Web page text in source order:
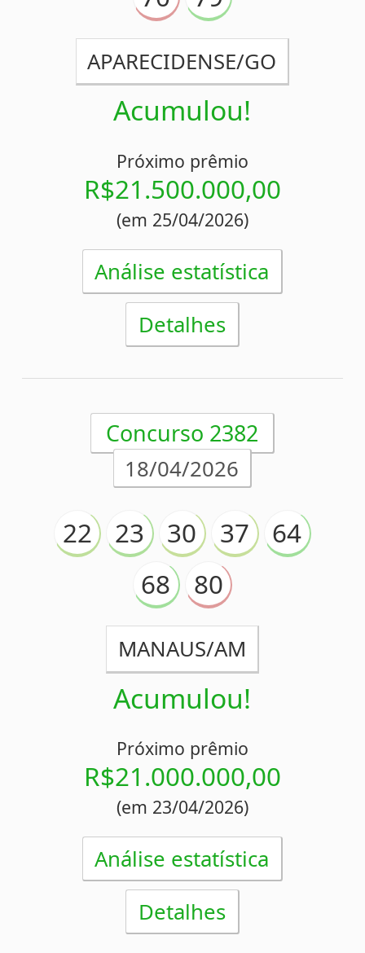
Concurso 2381
16/04/2026
14 26 32
65
67
68
CAXIAS/RS
Acumulou!
R$20.000.000,00
(em 18/04/2026)
Análise estatística
Concurso 2380
14/04/2026
54 56 60
64
65
JACUIPENSE/BA
Acumulou!
Próximo prêmio
R$19.000.000,00
(em 16/04/2026)